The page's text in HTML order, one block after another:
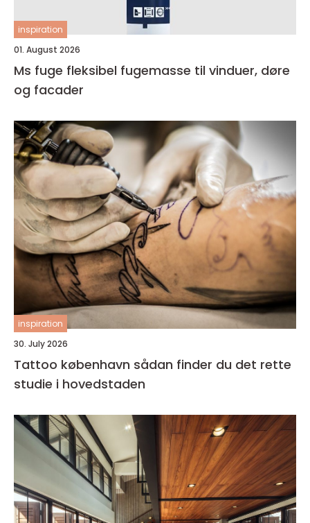
inspiration
01. August 2026
Ms fuge fleksibel fugemasse til vinduer, døre
og facader
inspiration
30. July 2026
Tattoo københavn sådan finder du det rette
studie i hovedstaden